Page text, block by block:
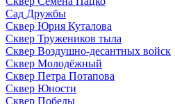
Сад Дружбы
Сквер Юрия Куталова
Сквер Тружеников тыла
Сквер Воздушно-десантных войск
Сквер Молодёжный
Сквер Петра Потапова
Сквер Юности
Сквер Победы